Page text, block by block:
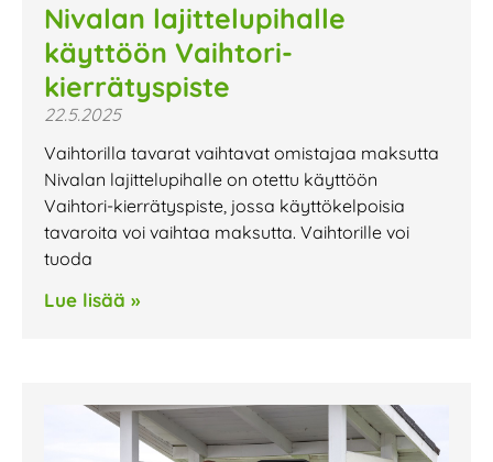
Nivalan lajittelupihalle
käyttöön Vaihtori-
kierrätyspiste
22.5.2025
Vaihtorilla tavarat vaihtavat omistajaa maksutta
Nivalan lajittelupihalle on otettu käyttöön
Vaihtori-kierrätyspiste, jossa käyttökelpoisia
tavaroita voi vaihtaa maksutta. Vaihtorille voi
tuoda
Lue lisää »